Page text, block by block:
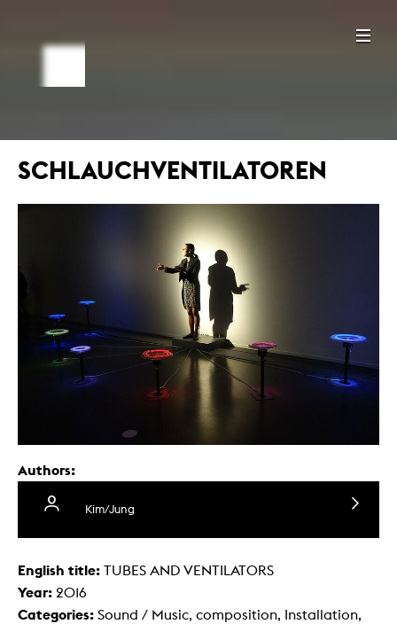
SCHLAUCHVENTILATOREN
Authors:
Kim/Jung
English title: TUBES AND VENTILATORS
Year: 2016
Categories: Sound / Music, composition, Installation,